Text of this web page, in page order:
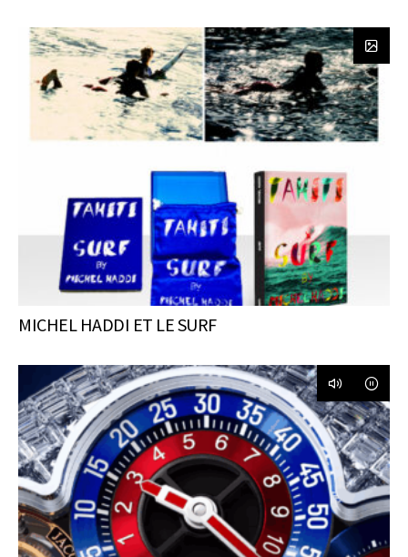
MICHEL HADDI ET LE SURF